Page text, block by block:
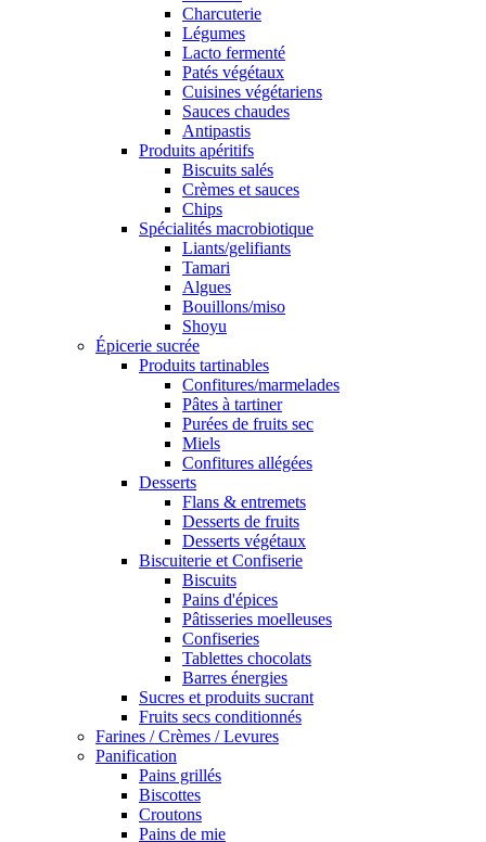
Charcuterie
Légumes
Lacto fermenté
Patés végétaux
Cuisines végétariens
Sauces chaudes
Antipastis
Produits apéritifs
Biscuits salés
Crèmes et sauces
Chips
Spécialités macrobiotique
Liants/gelifiants
Tamari
Algues
Bouillons/miso
Shoyu
Épicerie sucrée
Produits tartinables
Confitures/marmelades
Pâtes à tartiner
Purées de fruits sec
Miels
Confitures allégées
Desserts
Flans & entremets
Desserts de fruits
Desserts végétaux
Biscuiterie et Confiserie
Biscuits
Pains d'épices
Pâtisseries moelleuses
Confiseries
Tablettes chocolats
Barres énergies
Sucres et produits sucrant
Fruits secs conditionnés
Farines / Crèmes / Levures
Panification
Pains grillés
Biscottes
Croutons
Pains de mie